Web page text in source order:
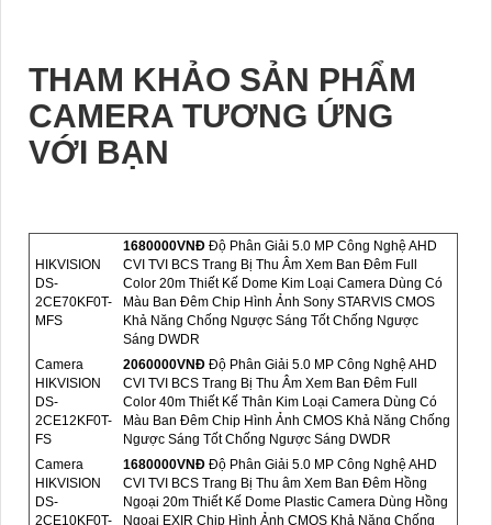
THAM KHẢO SẢN PHẨM
CAMERA TƯƠNG ỨNG
VỚI BẠN
HIKVISION
DS-
2CE70KF0T-
MFS
1680000VNÐ Độ Phân Giải 5.0 MP Công Nghệ AHD
CVI TVI BCS Trang Bị Thu Âm Xem Ban Đêm Full
Color 20m Thiết Kế Dome Kim Loại Camera Dùng Có
Màu Ban Đêm Chip Hình Ảnh Sony STARVIS CMOS
Khả Năng Chống Ngược Sáng Tốt Chống Ngược
Sáng DWDR
Camera
HIKVISION
DS-
2CE12KF0T-
FS
2060000VNÐ Độ Phân Giải 5.0 MP Công Nghệ AHD
CVI TVI BCS Trang Bị Thu Âm Xem Ban Đêm Full
Color 40m Thiết Kế Thân Kim Loại Camera Dùng Có
Màu Ban Đêm Chip Hình Ảnh CMOS Khả Năng Chống
Ngược Sáng Tốt Chống Ngược Sáng DWDR
Camera
HIKVISION
DS-
2CE10KF0T-
1680000VNÐ Độ Phân Giải 5.0 MP Công Nghệ AHD
CVI TVI BCS Trang Bị Thu âm Xem Ban Đêm Hồng
Ngoại 20m Thiết Kế Dome Plastic Camera Dùng Hồng
Ngoại EXIR Chip Hình Ảnh CMOS Khả Năng Chống